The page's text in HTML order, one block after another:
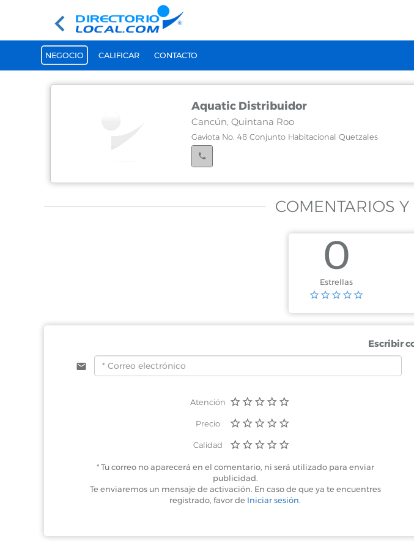
NEGOCIO CALIFICAR CONTACTO
Aquatic Distribuidor
Cancún, Quintana Roo
Gaviota No. 48 Conjunto Habitacional Quetzales
COMENTARIOS
0
Estrellas
Escribir
Atención
Precio
Calidad
* Tu correo no aparecerá en el comentario, ni será utilizado para enviar
publicidad.
Te enviaremos un mensaje de activación. En caso de que ya te encuentres
registrado, favor de Iniciar sesión.